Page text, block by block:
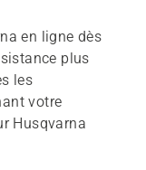
en ligne dès
plus
les
votre
Husqvarna